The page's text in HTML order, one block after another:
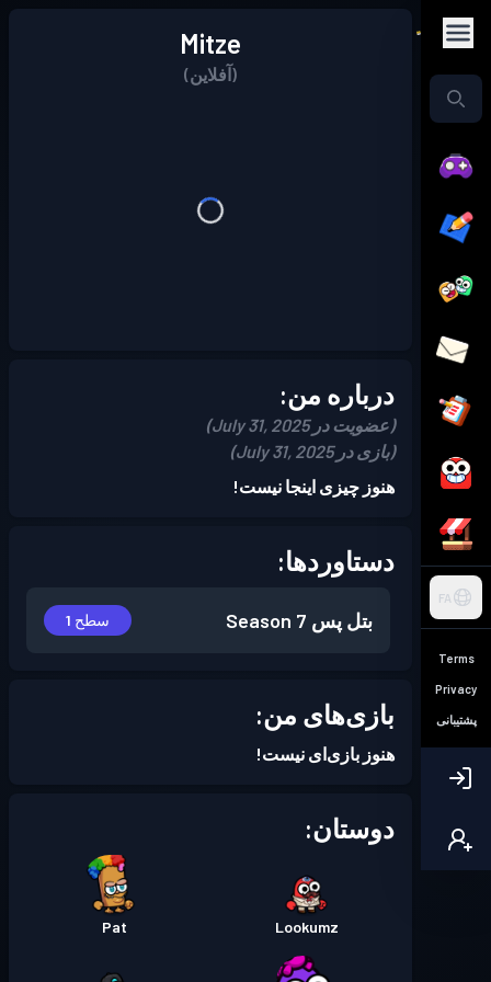
FA
Terms
Privacy
پشتیبانی
Mitze
(آفلاین)
درباره من:
(عضویت در July 31, 2025)
(بازی در July 31, 2025)
هنوز چیزی اینجا نیست!
دستاوردها:
بتل پس Season 7 سطح 1
بازی‌های من:
هنوز بازی‌ای نیست!
دوستان:
Lookumz
Pat